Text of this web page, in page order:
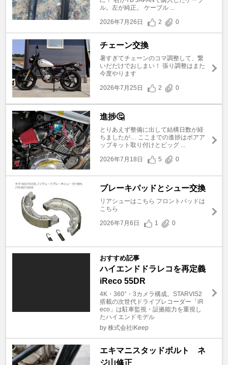
ル。左が純正。 ケーブル ...
2026年7月26日
2 0
チェーン交換
暑すぎてチェーンのコマ調整して、繋
いだだけでおしまい！ 張り調整はまた
今度やります
2026年7月25日
2 0
進捗🤔
とりあえず整備に出して結構日数が経
ちましたが… ここまでの進捗はボアア
ップキット取り付けとビッグ ...
2026年7月18日
5 0
ブレーキパッドとシュー交換
リアシューはこちら フロントパッドは
こちら
2026年7月6日
1 0
おすすめ記事
ハイエンドドラレコを再定義
iReco 55DR
4K・360°・3カメラ構成。STARVIS2
搭載の次世代ドライブレコーダー「iR
eco」は駐車監視・証拠能力を重視し
たハイエンドモデル
by 株式会社iKeep
エキマニスタッドボルト ネ
ジ山修正